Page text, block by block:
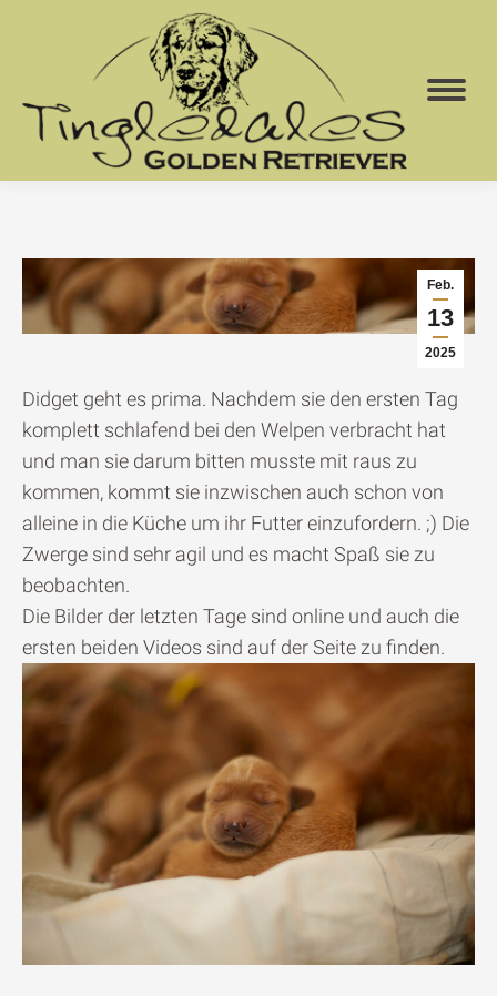
Feb.
13
2025
Didget geht es prima. Nachdem sie den ersten Tag
komplett schlafend bei den Welpen verbracht hat
und man sie darum bitten musste mit raus zu
kommen, kommt sie inzwischen auch schon von
alleine in die Küche um ihr Futter einzufordern. ;) Die
Zwerge sind sehr agil und es macht Spaß sie zu
beobachten.
Die Bilder der letzten Tage sind online und auch die
ersten beiden Videos sind auf der Seite zu finden.